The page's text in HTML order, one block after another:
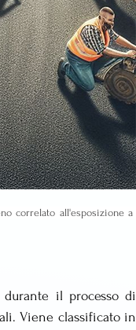
correlato all'esposizione a
il processo di
Viene classificato in